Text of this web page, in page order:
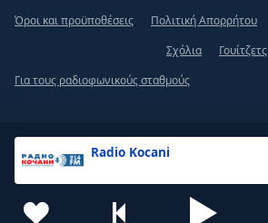
Radio Kocani
Όροι και προϋποθέσεις
Πολιτική Απορρήτου
Σχόλια
Γουίτζετς
Για τους ραδιοφωνικούς σταθμούς